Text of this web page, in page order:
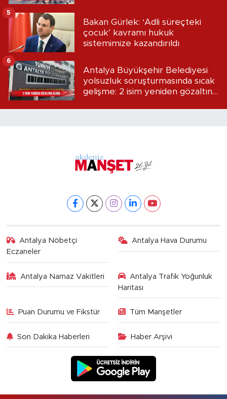
Bakan Gürlek: ‘Adli süreçteki
çocuk’ kavramı hukuk
sistemimize kazandırıldı
5
Antalya Büyükşehir Belediyesi
yolsuzluk soruşturmasında sıcak
gelişme: 2 isim yeniden gözaltına
6
Antalya Nöbetçi
Eczaneler
Antalya Hava Durumu
Antalya Namaz Vakitleri
Antalya Trafik Yoğunluk
Haritası
Puan Durumu ve Fikstür Tüm Manşetler
Son Dakika Haberleri Haber Arşivi